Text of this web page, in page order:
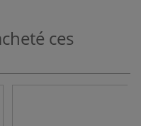
ces